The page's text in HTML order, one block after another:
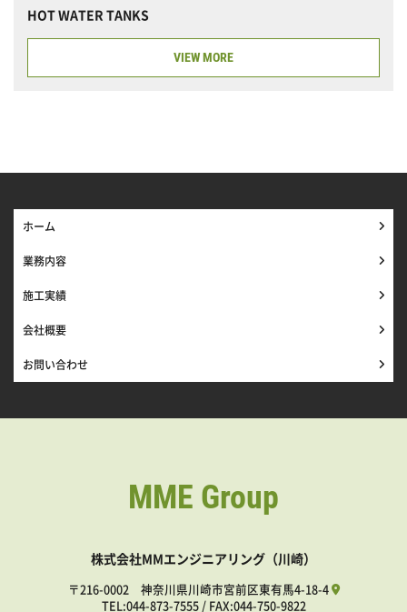
HOT WATER TANKS
VIEW MORE
ホーム
業務内容
施工実績
会社概要
お問い合わせ
MME Group
株式会社MMエンジニアリング（川崎）
〒216-0002 神奈川県川崎市宮前区東有馬4-18-4
TEL:044-873-7555/ FAX:044-750-9822